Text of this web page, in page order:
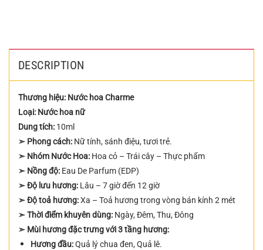
DESCRIPTION
Thương hiệu: Nước hoa Charme
Loại: Nước hoa nữ
Dung tích: 10ml
➣ Phong cách: Nữ tính, sánh điệu, tươi trẻ.
➣ Nhóm Nước Hoa: Hoa cỏ – Trái cây – Thực phẩm
➣ Nồng độ: Eau De Parfum (EDP)
➣ Độ lưu hương: Lâu – 7 giờ đến 12 giờ
➣ Độ toả hương:Xa – Toả hương trong vòng bán kính 2 mét
➣ Thời điểm khuyên dùng: Ngày, Đêm, Thu, Đông
➣ Mùi hương đặc trưng với 3 tầng hương:
Hương đầu:Quả lý chua đen, Quả lê.